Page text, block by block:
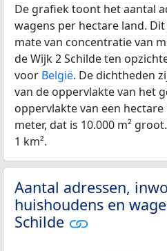
De grafiek toont het aantal
wagens per hectare land.
mate van concentratie van
de Wijk 2 Schilde ten
voor België. De dichtheden
van de oppervlakte van het
oppervlakte van een
meter, dat is 10.000 m²
1 km².
Aantal adressen,
huishoudens en
Schilde